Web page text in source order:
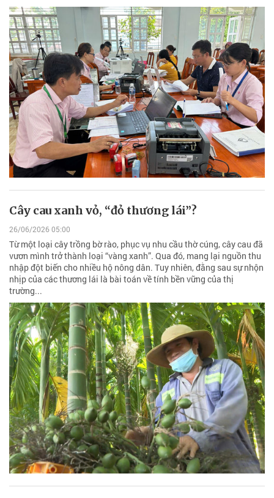
Cây cau xanh vỏ, “đỏ thương lái”?
26/06/2026 05:00
Từ một loại cây trồng bờ rào, phục vụ nhu cầu thờ cúng, cây cau đã
vươn mình trở thành loại “vàng xanh”. Qua đó, mang lại nguồn thu
nhập đột biến cho nhiều hộ nông dân. Tuy nhiên, đằng sau sự nhộn
nhịp của các thương lái là bài toán về tính bền vững của thị
trường...